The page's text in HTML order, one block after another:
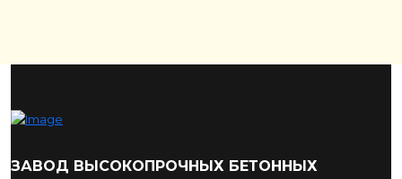
ЗАВОД ВЫСОКОПРОЧНЫХ БЕТОННЫХ